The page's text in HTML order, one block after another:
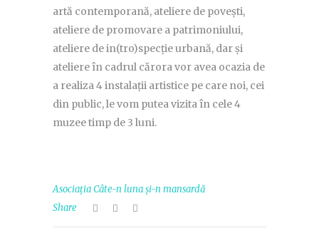
artă contemporană, ateliere de povești,
ateliere de promovare a patrimoniului,
ateliere de in(tro)specție urbană, dar și
ateliere în cadrul cărora vor avea ocazia de
a realiza 4 instalații artistice pe care noi, cei
din public, le vom putea vizita în cele 4
muzee timp de 3 luni.
Asociația Câte-n luna și-n mansardă
Share